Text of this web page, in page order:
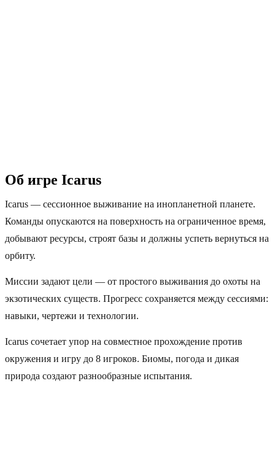
Об игре Icarus
Icarus — сессионное выживание на инопланетной планете.
Команды опускаются на поверхность на ограниченное время,
добывают ресурсы, строят базы и должны успеть вернуться на
орбиту.
Миссии задают цели — от простого выживания до охоты на
экзотических существ. Прогресс сохраняется между сессиями:
навыки, чертежи и технологии.
Icarus сочетает упор на совместное прохождение против
окружения и игру до 8 игроков. Биомы, погода и дикая
природа создают разнообразные испытания.